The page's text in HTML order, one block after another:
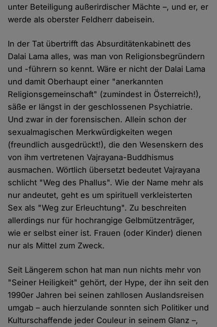
unter Beteiligung außerirdischer Mächte –, und er, er
werde als oberster Feldherr dabeisein.
In der Tat übertrifft das Absurditätenkabinett des
Dalai Lama alles, was man von Religionsbegründern
und -führern so kennt. Wäre er nicht der Dalai Lama
und damit Oberhaupt einer "anerkannten
Religionsgemeinschaft" (zumindest in Österreich!),
säße er längst in der geschlossenen Psychiatrie.
Und zwar in der forensischen. Allein schon der
sexualmagischen Merkwürdigkeiten wegen
(freundlich ausgedrückt!), die den Wesenskern des
von ihm vertretenen Vajrayana-Buddhismus
ausmachen. Wörtlich übersetzt bedeutet Vajrayana
schlicht "Weg des Phallus". Wie der Name mehr als
nur andeutet, geht es um spirituell verkleisterten
Sex als "Weg zur Erleuchtung". Zu beschreiten
allerdings nur für hochrangige Gelbmützenträger,
wie er selbst einer ist. Frauen (oder Kinder) dienen
nur als Mittel zum Zweck.
Seit Längerem schon hat man nun nichts mehr von
"Seiner Heiligkeit" gehört, der Hype, der ihn seit den
1990er Jahren bei seinen zahllosen Auslandsreisen
umgab – auch hierzulande sonnten sich Politiker und
Kulturschaffende jeder Couleur in seinem Glanz –,